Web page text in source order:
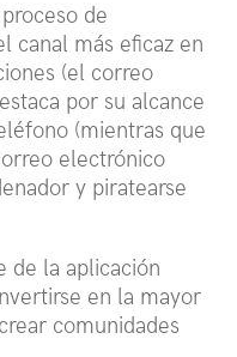
de
canal más eficaz en
(el correo
por su alcance
(mientras que
electrónico
y piratearse
de la aplicación
en la mayor
comunidades